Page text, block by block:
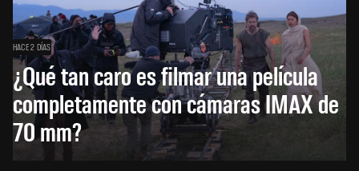
HACE 2 DÍAS
¿Qué tan caro es filmar una película
completamente con cámaras IMAX de
70 mm?